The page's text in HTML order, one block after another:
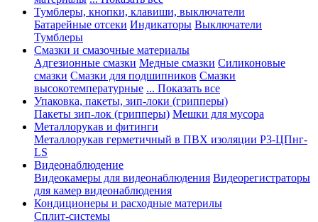
Тумблеры, кнопки, клавиши, выключатели
Батарейные отсеки Индикаторы Выключатели
Тумблеры
Смазки и смазочные материалы
Адгезионные смазки Медные смазки Силиконовые
смазки Смазки для подшипников Смазки
высокотемпературные ... Показать все
Упаковка, пакеты, зип-локи (грипперы)
Пакеты зип-лок (грипперы) Мешки для мусора
Металлорукав и фитинги
Металлорукав герметичный в ПВХ изоляции Р3-ЦПнг-
LS
Видеонаблюдение
Видеокамеры для видеонаблюдения Видеорегистраторы
для камер видеонаблюдения
Кондиционеры и расходные материлы
Сплит-системы